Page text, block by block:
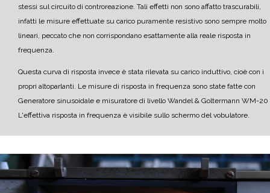
stessi sul circuito di controreazione. Tali effetti non sono affatto trascurabili,
infatti le misure effettuate su carico puramente resistivo sono sempre molto
lineari, peccato che non corrispondano esattamente alla reale risposta in
frequenza.
Questa curva di risposta invece è stata rilevata su carico induttivo, cioè con i
propri altoparlanti. Le misure di risposta in frequenza sono state fatte con
Generatore sinusoidale e misuratore di livello Wandel & Goltermann WM-20
L'effettiva risposta in frequenza è visibile sullo schermo del vobulatore.